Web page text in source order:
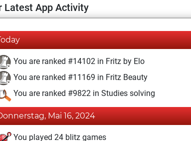
Latest App Activity
You are ranked #14102 in Fritz by Elo
You are ranked #11169 in Fritz Beauty
You are ranked #9822 in Studies solving
Mai 16, 2024
You played 24 blitz games